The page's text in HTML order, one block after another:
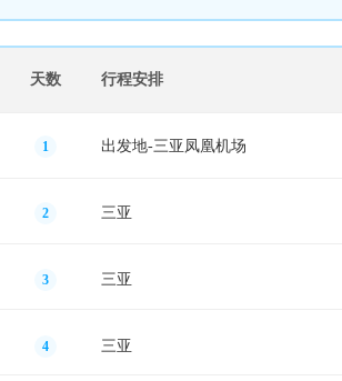
天数 行程安排
1 出发地-三亚凤凰机场
2 三亚
3 三亚
4 三亚